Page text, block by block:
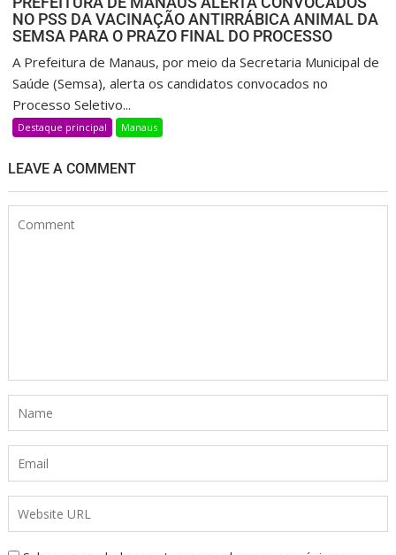
NO PSS DA VACINAÇÃO ANTIRRÁBICA ANIMAL DA
SEMSA PARA O PRAZO FINAL DO PROCESSO
A Prefeitura de Manaus, por meio da Secretaria Municipal de
Saúde (Semsa), alerta os candidatos convocados no
Processo Seletivo...
Destaque principal Manaus
LEAVE A COMMENT